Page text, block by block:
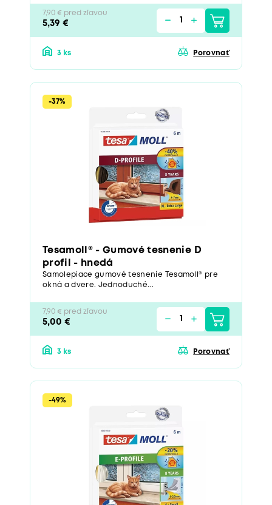
7,90 € pred zľavou
5,39 €
3 ks Porovnať
-37%
Tesamoll® - Gumové tesnenie D
profil - hnedá
Samolepiace gumové tesnenie Tesamoll® pre
okná a dvere. Jednoduché...
7,90 € pred zľavou
5,00 €
3 ks Porovnať
-49%